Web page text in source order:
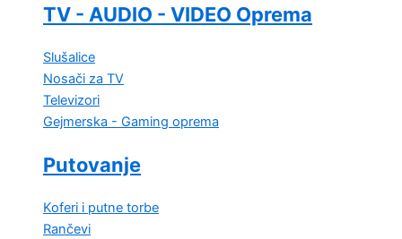
TV - AUDIO - VIDEO Oprema
Slušalice
Nosači za TV
Televizori
Gejmerska - Gaming oprema
Putovanje
Koferi i putne torbe
Rančevi